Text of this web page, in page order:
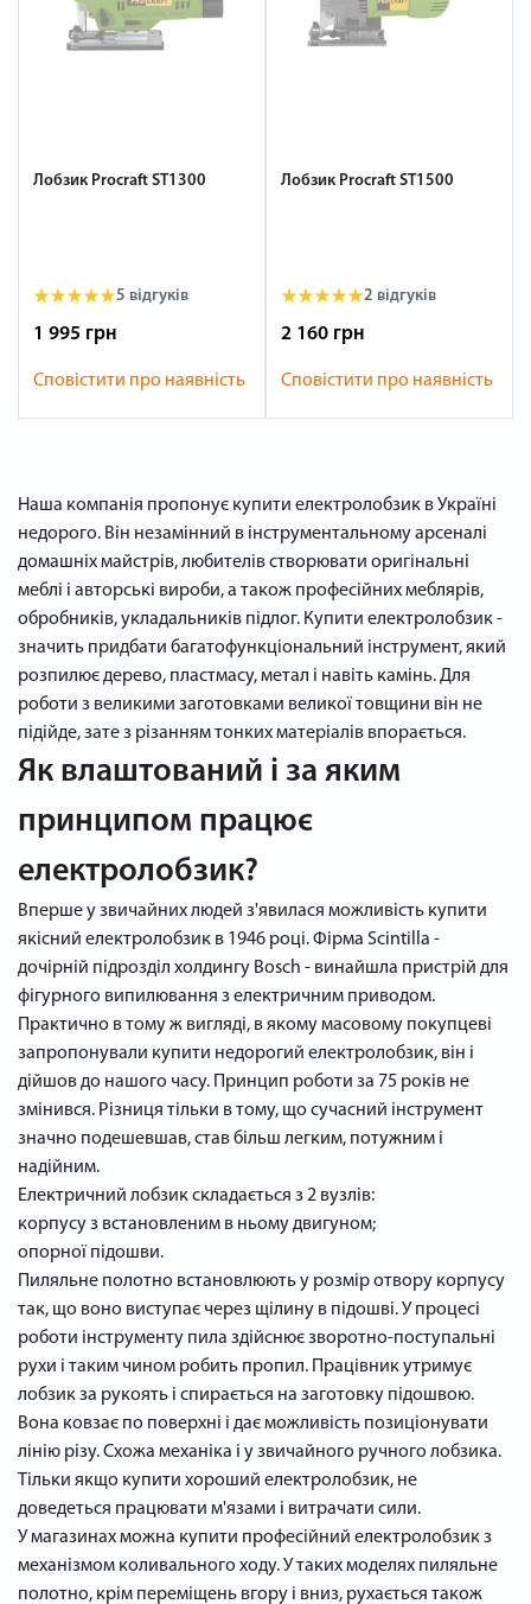
Лобзик Procraft ST1300
5 відгуків
1 995 грн
Сповістити про наявність
Лобзик Procraft ST1500
2 відгуків
2 160 грн
Сповістити про наявність
Наша компанія пропонує купити електролобзик в Україні
недорого. Він незамінний в інструментальному арсеналі
домашніх майстрів, любителів створювати оригінальні
меблі і авторські вироби, а також професійних меблярів,
обробників, укладальників підлог. Купити електролобзик -
значить придбати багатофункціональний інструмент, який
розпилює дерево, пластмасу, метал і навіть камінь. Для
роботи з великими заготовками великої товщини він не
підійде, зате з різанням тонких матеріалів впорається.
Як влаштований і за яким
принципом працює
електролобзик?
Вперше у звичайних людей з'явилася можливість купити
якісний електролобзик в 1946 році. Фірма Scintilla -
дочірній підрозділ холдингу Bosch - винайшла пристрій для
фігурного випилювання з електричним приводом.
Практично в тому ж вигляді, в якому масовому покупцеві
запропонували купити недорогий електролобзик, він і
дійшов до нашого часу. Принцип роботи за 75 років не
змінився. Різниця тільки в тому, що сучасний інструмент
значно подешевшав, став більш легким, потужним і
надійним.
Електричний лобзик складається з 2 вузлів:
корпусу з встановленим в ньому двигуном;
опорної підошви.
Пиляльне полотно встановлюють у розмір отвору корпусу
так, що воно виступає через щілину в підошві. У процесі
роботи інструменту пила здійснює зворотно-поступальні
рухи і таким чином робить пропил. Працівник утримує
лобзик за рукоять і спирається на заготовку підошвою.
Вона ковзає по поверхні і дає можливість позиціонувати
лінію різу. Схожа механіка і у звичайного ручного лобзика.
Тільки якщо купити хороший електролобзик, не
доведеться працювати м'язами і витрачати сили.
У магазинах можна купити професійний електролобзик з
механізмом коливального ходу. У таких моделях пиляльне
полотно, крім переміщень вгору і вниз, рухається також